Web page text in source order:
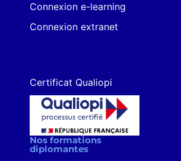
Connexion e-learning
Connexion extranet
Certificat Qualiopi
Nos formations
diplomantes